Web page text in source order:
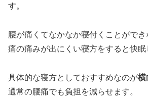
す。
腰が痛くてなかなか寝付くことがで
痛の痛みが出にくい寝方をすると快眠
具体的な寝方としておすすめなのが横
通常の腰痛でも負担を減らせます。